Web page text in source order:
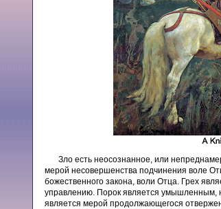
Зло есть неосознанное, или
мерой несовершенства подчинения воле
божественного закона, воли Отца. Грех
управлению. Порок является умышленным,
является мерой продолжающегося